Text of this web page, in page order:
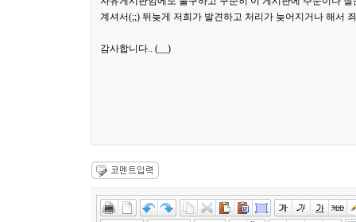
계셔서(;;) 뒤늦게 저희가 발견하고 처리가 늦어지거나 해서
감사합니다.. (__)